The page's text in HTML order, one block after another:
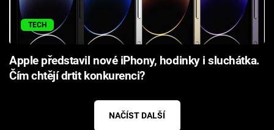
TECH
Apple představil nové iPhony, hodinky i sluchátka.
Čím chtějí drtit konkurenci?
NAČÍST DALŠÍ